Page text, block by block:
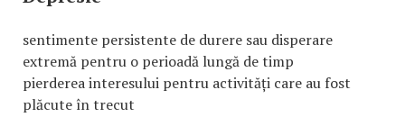
sentimente persistente de durere sau disperare
extremă pentru o perioadă lungă de timp
pierderea interesului pentru activități care au fost
plăcute în trecut